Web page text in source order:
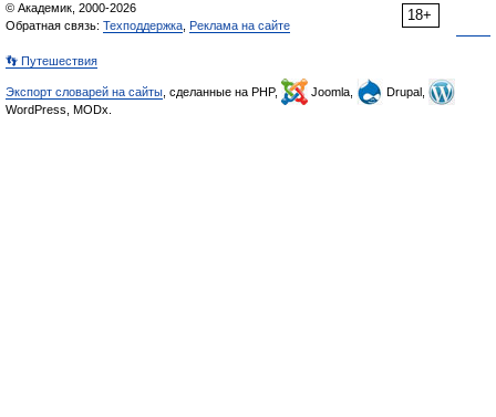
18+
© Академик, 2000-2026
Обратная связь: Техподдержка Реклама на сайте
👣 Путешествия
Экспорт словарей на сайты , сделанные на PHP, Joomla,
Drupal,
WordPress, MODx.